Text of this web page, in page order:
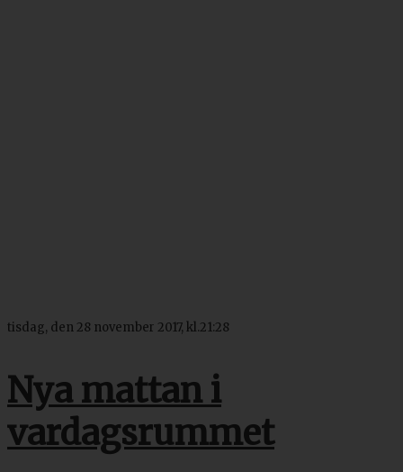
tisdag, den 28 november 2017, kl.21:28
Nya mattan i
vardagsrummet